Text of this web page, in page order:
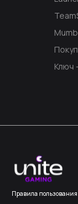
Ключ
Правила пользования